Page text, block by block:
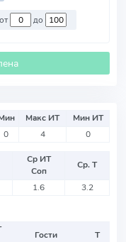
Против команд со стоимостью от до
Макс ИТ
Мин ИТ
0 4 0
Ср ИТ
Соп
Ср. Т
1.6 3.2
Гости Т